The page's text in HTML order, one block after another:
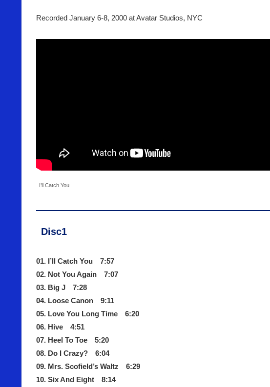
Recorded January 6-8, 2000 at Avatar Studios, NYC
I’ll Catch You
Disc1
01. I’ll Catch You 7:57
02. Not You Again 7:07
03. Big J 7:28
04. Loose Canon 9:11
05. Love You Long Time 6:20
06. Hive 4:51
07. Heel To Toe 5:20
08. Do I Crazy? 6:04
09. Mrs. Scofield’s Waltz 6:29
10. Six And Eight 8:14